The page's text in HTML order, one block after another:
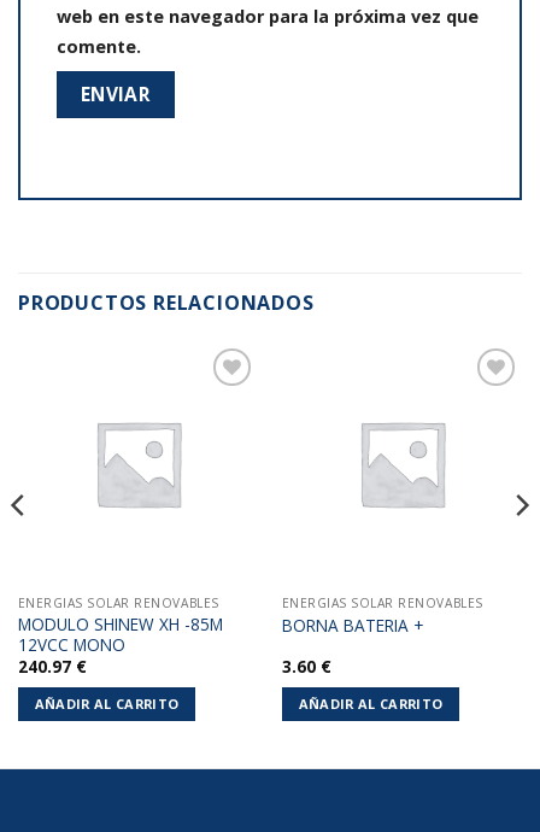
web en este navegador para la próxima vez que
comente.
PRODUCTOS RELACIONADOS
ENERGIAS SOLAR RENOVABLES
MODULO SHINEW XH -85M
12VCC MONO
240.97 €
AÑADIR AL CARRITO
ENERGIAS SOLAR RENOVABLES
BORNA BATERIA +
3.60 €
AÑADIR AL CARRITO